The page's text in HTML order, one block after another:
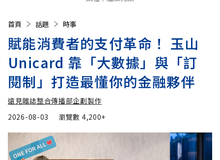
首頁 話題 時事
賦能消費者的支付革命！ 玉山
Unicard 靠「大數據」與「訂
閱制」打造最懂你的金融夥伴
遠見雜誌整合傳播部企劃製作
2026-08-03
瀏覽數 4,200+